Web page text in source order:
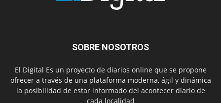
SOBRE NOSOTROS
El Digital Es un proyecto de diarios online que se propone
ofrecer a través de una plataforma moderna, ágil y dinámica
la posibilidad de estar informado del acontecer diario de
cada localidad